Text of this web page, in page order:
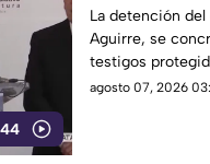
Inzunza fue
Javier
La detención
Aguirre, se
testigos
4T.
agosto 07, 2026